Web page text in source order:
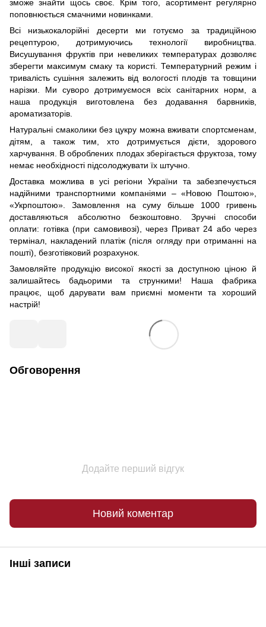
зможе знайти щось своє. Крім того, асортимент регулярно
поповнюється смачними новинками.
Всі низькокалорійні десерти ми готуємо за традиційною
рецептурою, дотримуючись технології виробництва.
Висушування фруктів при невеликих температурах дозволяє
зберегти максимум смаку та користі. Температурний режим і
тривалість сушіння залежить від вологості плодів та товщини
нарізки. Ми суворо дотримуємося всіх санітарних норм, а
наша продукція виготовлена без додавання барвників,
ароматизаторів.
Натуральні смаколики без цукру можна вживати спортсменам,
дітям, а також тим, хто дотримується дієти, здорового
харчування. В оброблених плодах зберігається фруктоза, тому
немає необхідності підсолоджувати їх штучно.
Доставка можлива в усі регіони України та забезпечується
надійними транспортними компаніями – «Новою Поштою»,
«Укрпоштою». Замовлення на суму більше 1000 гривень
доставляються абсолютно безкоштовно. Зручні способи
оплати: готівка (при самовивозі), через Приват 24 або через
термінал, накладений платіж (після огляду при отриманні на
пошті), безготівковий розрахунок.
Замовляйте продукцію високої якості за доступною ціною й
залишайтесь бадьорими та стрункими! Наша фабрика
працює, щоб дарувати вам приємні моменти та хороший
настрій!
Обговорення
Додайте перший відгук
Новий коментар
Інші записи